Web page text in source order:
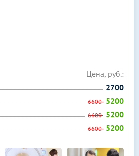
Цена, руб.:
2700
6600 5200
6600 5200
6600 5200